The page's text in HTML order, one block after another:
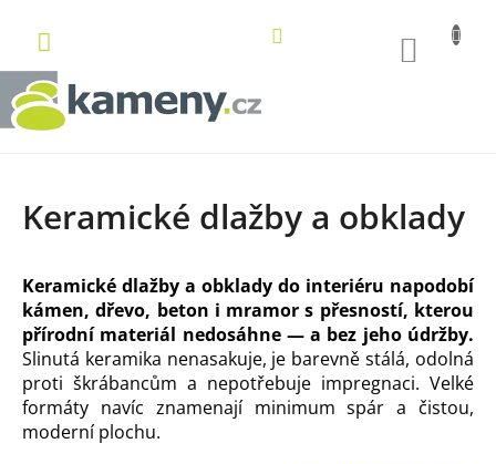
obsah
Keramické dlažby a obklady
Keramické dlažby a obklady do interiéru napodobí
kámen, dřevo, beton i mramor s přesností, kterou
přírodní materiál nedosáhne — a bez jeho údržby.
Slinutá keramika nenasakuje, je barevně stálá, odolná
proti škrábancům a nepotřebuje impregnaci. Velké
formáty navíc znamenají minimum spár a čistou,
moderní plochu.